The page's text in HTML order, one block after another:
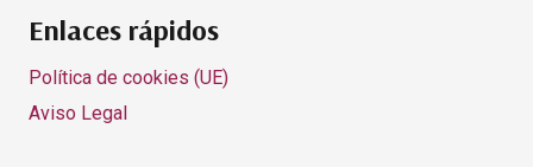
Enlaces rápidos
Política de cookies (UE)
Aviso Legal